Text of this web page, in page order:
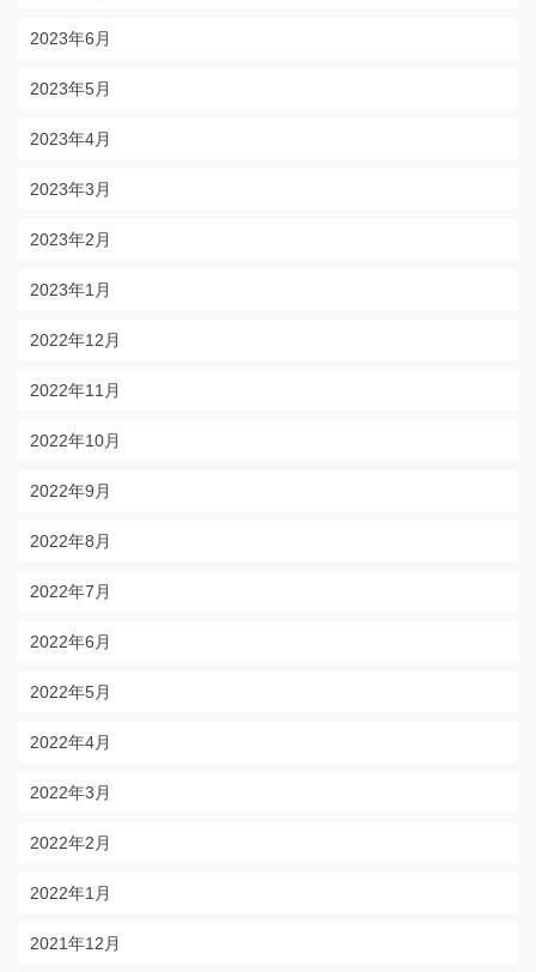
2023年6月
2023年5月
2023年4月
2023年3月
2023年2月
2023年1月
2022年12月
2022年11月
2022年10月
2022年9月
2022年8月
2022年7月
2022年6月
2022年5月
2022年4月
2022年3月
2022年2月
2022年1月
2021年12月